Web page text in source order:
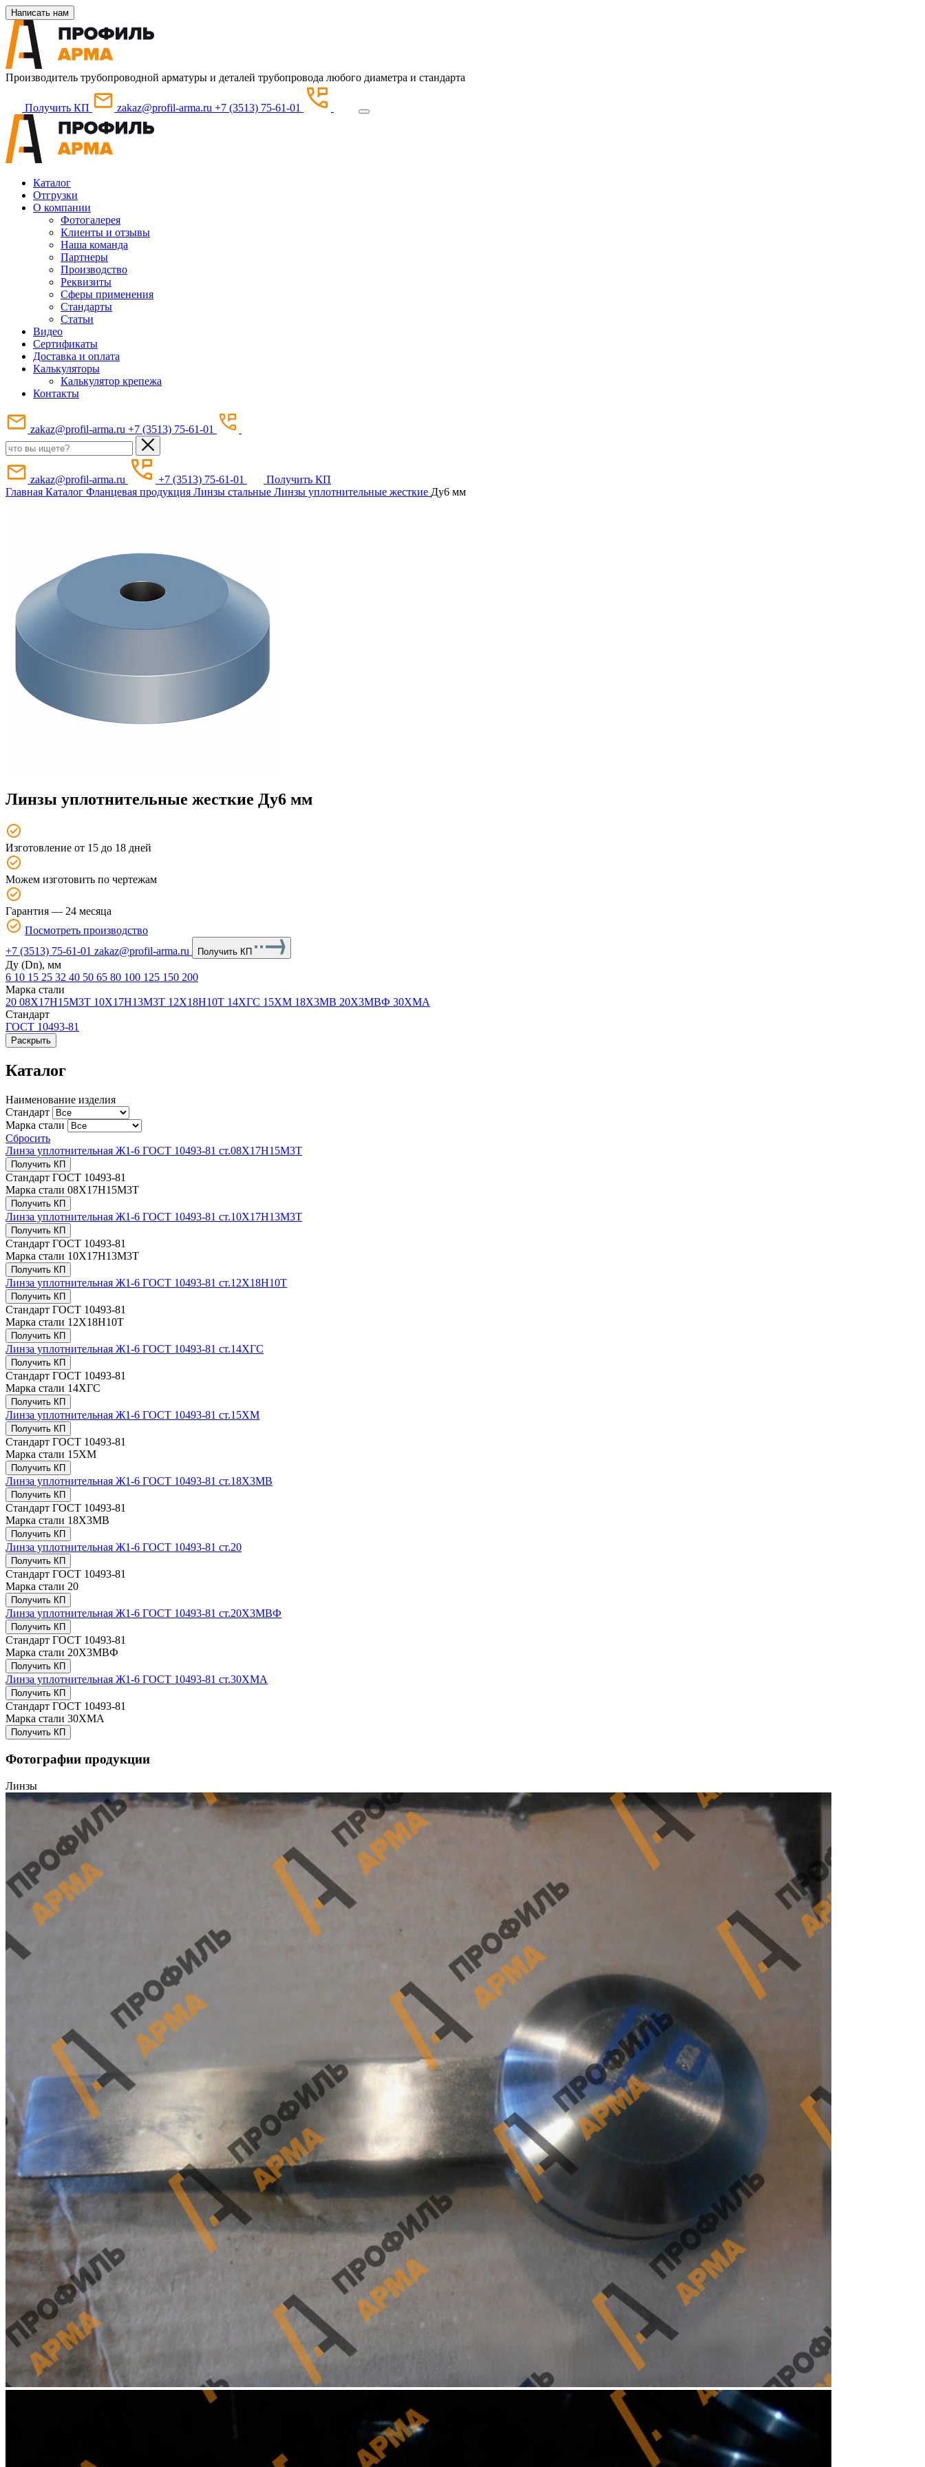
Написать нам
Производитель трубопроводной арматуры и деталей трубопровода любого диаметра и стандарта
Получить КП zakaz@profil-arma.ru +7 (3513) 75-61-01
Каталог
Отгрузки
О компании
Фотогалерея
Клиенты и отзывы
Наша команда
Партнеры
Производство
Реквизиты
Сферы применения
Стандарты
Статьи
Видео
Сертификаты
Доставка и оплата
Калькуляторы
Калькулятор крепежа
Контакты
zakaz@profil-arma.ru +7 (3513) 75-61-01
zakaz@profil-arma.ru +7 (3513) 75-61-01
Получить КП
Главная Каталог Фланцевая продукция Линзы стальные Линзы уплотнительные жесткие Ду6 мм
Линзы уплотнительные жесткие Ду6 мм
Изготовление от 15 до 18 дней
Можем изготовить по чертежам
Гарантия — 24 месяца
Посмотреть производство
+7 (3513) 75-61-01 zakaz@profil-arma.ru Получить КП
Ду (Dn), мм
6 10 15 25 32 40 50 65 80 100 125 150 200
Марка стали
20 08Х17Н15М3Т 10Х17H13М3Т 12Х18Н10Т 14ХГС 15ХМ 18Х3МВ 20Х3МВФ 30ХМА
Стандарт
ГОСТ 10493-81
Раскрыть
Каталог
Наименование изделия
Стандарт
Марка стали
Сбросить
Линза уплотнительная Ж1-6 ГОСТ 10493-81 ст.08Х17Н15М3Т
Получить КП
Стандарт ГОСТ 10493-81
Марка стали 08Х17Н15М3Т
Получить КП
Линза уплотнительная Ж1-6 ГОСТ 10493-81 ст.10Х17H13М3Т
Получить КП
Стандарт ГОСТ 10493-81
Марка стали 10Х17H13М3Т
Получить КП
Линза уплотнительная Ж1-6 ГОСТ 10493-81 ст.12Х18Н10Т
Получить КП
Стандарт ГОСТ 10493-81
Марка стали 12Х18Н10Т
Получить КП
Линза уплотнительная Ж1-6 ГОСТ 10493-81 ст.14ХГС
Получить КП
Стандарт ГОСТ 10493-81
Марка стали 14ХГС
Получить КП
Линза уплотнительная Ж1-6 ГОСТ 10493-81 ст.15ХМ
Получить КП
Стандарт ГОСТ 10493-81
Марка стали 15ХМ
Получить КП
Линза уплотнительная Ж1-6 ГОСТ 10493-81 ст.18Х3МВ
Получить КП
Стандарт ГОСТ 10493-81
Марка стали 18Х3МВ
Получить КП
Линза уплотнительная Ж1-6 ГОСТ 10493-81 ст.20
Получить КП
Стандарт ГОСТ 10493-81
Марка стали 20
Получить КП
Линза уплотнительная Ж1-6 ГОСТ 10493-81 ст.20Х3МВФ
Получить КП
Стандарт ГОСТ 10493-81
Марка стали 20Х3МВФ
Получить КП
Линза уплотнительная Ж1-6 ГОСТ 10493-81 ст.30ХМА
Получить КП
Стандарт ГОСТ 10493-81
Марка стали 30ХМА
Получить КП
Фотографии продукции
Линзы